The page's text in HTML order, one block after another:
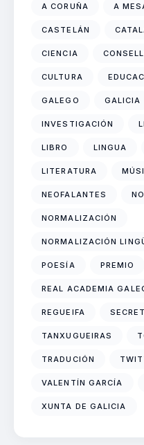
A CORUÑA A
CASTELÁN
CIENCIA
CULTURA
GALEGO GALICIA
INVESTIGACIÓN
LIBRO LINGUA
LITERATURA
NEOFALANTES
NORMALIZACIÓN
NORMALIZACIÓN
POESÍA PREMIO
REAL ACADEMIA
REGUEIFA
TANXUGUEIRAS
TRADUCIÓN
VALENTÍN GARCÍA
XUNTA DE GALICIA